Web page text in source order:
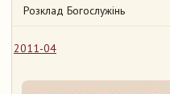
Розклад Богослужінь
2011-04